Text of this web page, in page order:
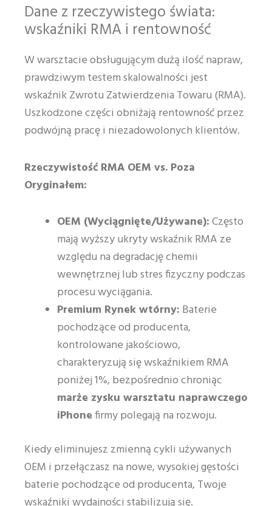
Dane z rzeczywistego świata:
wskaźniki RMA i rentowność
W warsztacie obsługującym dużą ilość napraw,
prawdziwym testem skalowalności jest
wskaźnik Zwrotu Zatwierdzenia Towaru (RMA).
Uszkodzone części obniżają rentowność przez
podwójną pracę i niezadowolonych klientów.
Rzeczywistość RMA OEM vs. Poza
Oryginałem:
OEM (Wyciągnięte/Używane):Często
mają wyższy ukryty wskaźnik RMA ze
względu na degradację chemii
wewnętrznej lub stres fizyczny podczas
procesu wyciągania.
Premium Rynek wtórny: Baterie
pochodzące od producenta,
kontrolowane jakościowo,
charakteryzują się wskaźnikiem RMA
poniżej 1%, bezpośrednio chroniąc
marże zysku warsztatu naprawczego
iPhonefirmy polegają na rozwoju.
Kiedy eliminujesz zmienną cykli używanych
OEM i przełączasz na nowe, wysokiej gęstości
baterie pochodzące od producenta, Twoje